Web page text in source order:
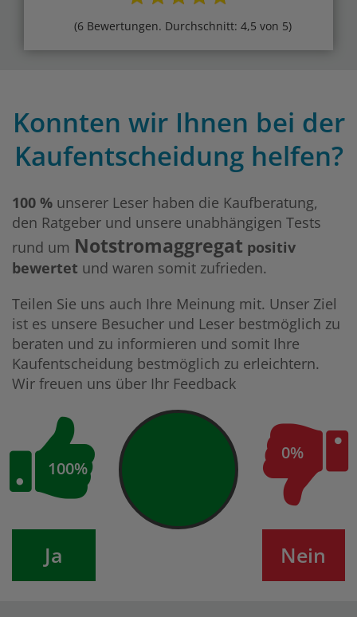
(6 Bewertungen. Durchschnitt: 4,5 von 5)
Konnten wir Ihnen bei der
Kaufentscheidung helfen?
100 % unserer Leser haben die Kaufberatung,
den Ratgeber und unsere unabhängigen Tests
rund um Notstromaggregat positiv
bewertet und waren somit zufrieden.
Teilen Sie uns auch Ihre Meinung mit. Unser Ziel
ist es unsere Besucher und Leser bestmöglich zu
beraten und zu informieren und somit Ihre
Kaufentscheidung bestmöglich zu erleichtern.
Wir freuen uns über Ihr Feedback
100%
0%
Ja Nein